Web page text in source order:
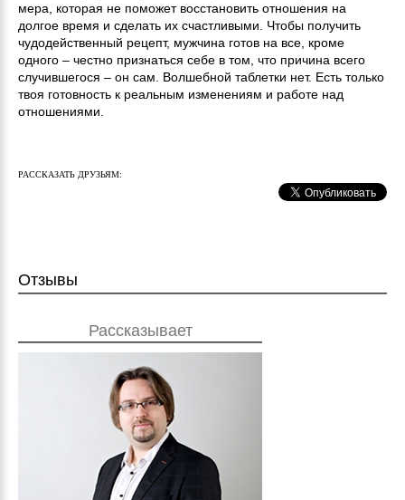
мера, которая не поможет восстановить отношения на
долгое время и сделать их счастливыми. Чтобы получить
чудодейственный рецепт, мужчина готов на все, кроме
одного – честно признаться себе в том, что причина всего
случившегося – он сам. Волшебной таблетки нет. Есть только
твоя готовность к реальным изменениям и работе над
отношениями.
РАССКАЗАТЬ ДРУЗЬЯМ:
Отзывы
Рассказывает